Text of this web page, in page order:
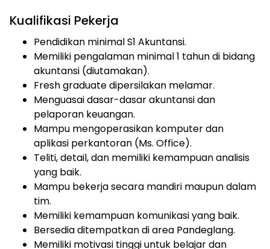
Kualifikasi Pekerja
Pendidikan minimal S1 Akuntansi.
Memiliki pengalaman minimal 1 tahun di bidang
akuntansi (diutamakan).
Fresh graduate dipersilakan melamar.
Menguasai dasar-dasar akuntansi dan
pelaporan keuangan.
Mampu mengoperasikan komputer dan
aplikasi perkantoran (Ms. Office).
Teliti, detail, dan memiliki kemampuan analisis
yang baik.
Mampu bekerja secara mandiri maupun dalam
tim.
Memiliki kemampuan komunikasi yang baik.
Bersedia ditempatkan di area Pandeglang.
Memiliki motivasi tinggi untuk belajar dan